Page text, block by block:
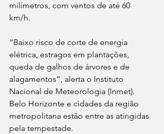
milímetros, com ventos de até 60
km/h.
“Baixo risco de corte de energia
elétrica, estragos em plantações,
queda de galhos de árvores e de
alagamentos”, alerta o Instituto
Nacional de Meteorologia (Inmet).
Belo Horizonte e cidades da região
metropolitana estão entre as atingidas
pela tempestade.